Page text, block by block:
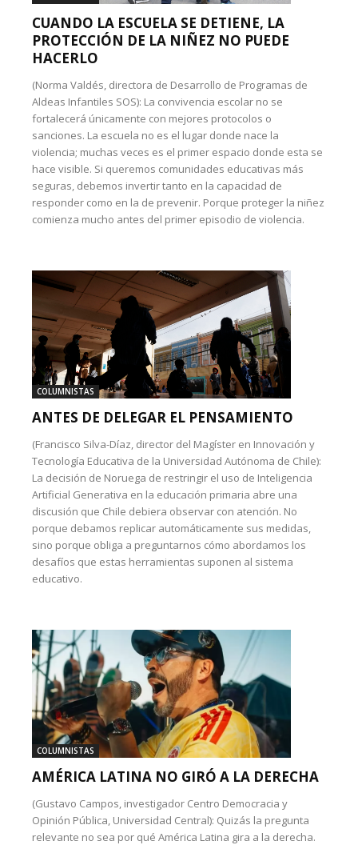
CUANDO LA ESCUELA SE DETIENE, LA
PROTECCIÓN DE LA NIÑEZ NO PUEDE
HACERLO
(Norma Valdés, directora de Desarrollo de Programas de
Aldeas Infantiles SOS): La convivencia escolar no se
fortalecerá únicamente con mejores protocolos o
sanciones. La escuela no es el lugar donde nace la
violencia; muchas veces es el primer espacio donde esta se
hace visible. Si queremos comunidades educativas más
seguras, debemos invertir tanto en la capacidad de
responder como en la de prevenir. Porque proteger la niñez
comienza mucho antes del primer episodio de violencia.
COLUMNISTAS
ANTES DE DELEGAR EL PENSAMIENTO
(Francisco Silva-Díaz, director del Magíster en Innovación y
Tecnología Educativa de la Universidad Autónoma de Chile):
La decisión de Noruega de restringir el uso de Inteligencia
Artificial Generativa en la educación primaria abre una
discusión que Chile debiera observar con atención. No
porque debamos replicar automáticamente sus medidas,
sino porque obliga a preguntarnos cómo abordamos los
desafíos que estas herramientas suponen al sistema
educativo.
COLUMNISTAS
AMÉRICA LATINA NO GIRÓ A LA DERECHA
(Gustavo Campos, investigador Centro Democracia y
Opinión Pública, Universidad Central): Quizás la pregunta
relevante no sea por qué América Latina gira a la derecha.